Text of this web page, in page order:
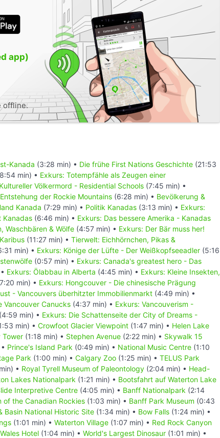
app)
offline.
Kanada (3:28 min) • Die frühe First Nations Geschichte (21:53
min) • Exkurs: Totempfähle als Zeugen einer
Völkermord - Residential Schools (7:45 min) •
der Rockie Mountains (6:28 min) • Bevölkerung &
Kanada (7:29 min) • Politik Kanadas (3:13 min) • Exkurs:
Kanadas (6:46 min) • Exkurs: Das bessere Amerika - Kanadas
Waschbären & Wölfe (4:57 min) • Exkurs: Der Bär muss her!
(11:27 min) • Tierwelt: Eichhörnchen, Pikas &
min) • Exkurs: Könige der Lüfte - Der Weißkopfseeadler (5:16
(0:57 min) • Exkurs: Canada's greatest hero - Das
Exkurs: Ölabbau in Alberta (4:45 min) • Exkurs: Kleine Insekten,
min) • Exkurs: Hongcouver - Die chinesische Prägung
- Vancouvers überhitzter Immobilienmarkt (4:49 min) •
Vancouver Canucks (4:37 min) • Exkurs: Vancouverism -
(4:59 min) • Exkurs: Die Schattenseite der City of Dreams -
min) • Crowfoot Glacier Viewpoint (1:47 min) • Helen Lake
Tower (1:18 min) • Stephen Avenue (2:22 min) • Skywalk 15
Prince's Island Park (0:49 min) • National Music Centre (1:10
Park (1:00 min) • Calgary Zoo (1:25 min) • TELUS Park
• Royal Tyrell Museum of Paleontology (2:04 min) • Head-
Lakes Nationalpark (1:21 min) • Bootsfahrt auf Waterton Lake
Interpretive Centre (4:05 min) • Banff Nationalpark (2:14
of the Canadian Rockies (1:03 min) • Banff Park Museum (0:43
Basin National Historic Site (1:34 min) • Bow Falls (1:24 min) •
(1:01 min) • Waterton Village (1:07 min) • Red Rock Canyon
Hotel (1:04 min) • World's Largest Dinosaur (1:01 min) •